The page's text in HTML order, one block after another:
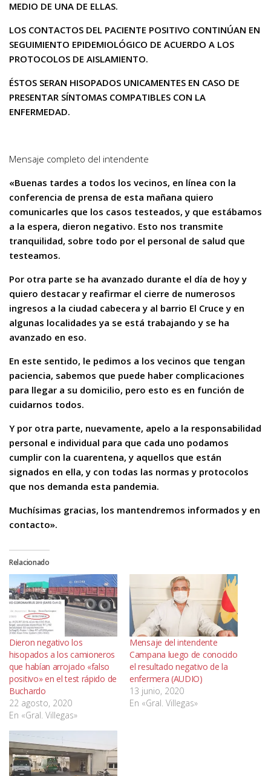
MEDIO DE UNA DE ELLAS.
LOS CONTACTOS DEL PACIENTE POSITIVO CONTINÚAN EN
SEGUIMIENTO EPIDEMIOLÓGICO DE ACUERDO A LOS
PROTOCOLOS DE AISLAMIENTO.
ÉSTOS SERAN HISOPADOS UNICAMENTES EN CASO DE
PRESENTAR SÍNTOMAS COMPATIBLES CON LA
ENFERMEDAD.
Mensaje completo del intendente
«Buenas tardes a todos los vecinos, en línea con la
conferencia de prensa de esta mañana quiero
comunicarles que los casos testeados, y que estábamos
a la espera, dieron negativo. Esto nos transmite
tranquilidad, sobre todo por el personal de salud que
testeamos.
Por otra parte se ha avanzado durante el día de hoy y
quiero destacar y reafirmar el cierre de numerosos
ingresos a la ciudad cabecera y al barrio El Cruce y en
algunas localidades ya se está trabajando y se ha
avanzado en eso.
En este sentido, le pedimos a los vecinos que tengan
paciencia, sabemos que puede haber complicaciones
para llegar a su domicilio, pero esto es en función de
cuidarnos todos.
Y por otra parte, nuevamente, apelo a la responsabilidad
personal e individual para que cada uno podamos
cumplir con la cuarentena, y aquellos que están
signados en ella, y con todas las normas y protocolos
que nos demanda esta pandemia.
Muchísimas gracias, los mantendremos informados y en
contacto».
Relacionado
Dieron negativo los
hisopados a los camioneros
que habían arrojado «falso
positivo» en el test rápido de
Buchardo
22 agosto, 2020
En «Gral. Villegas»
Mensaje del intendente
Campana luego de conocido
el resultado negativo de la
enfermera (AUDIO)
13 junio, 2020
En «Gral. Villegas»